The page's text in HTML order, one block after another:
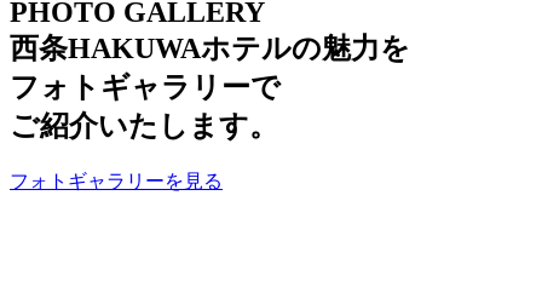
PHOTO GALLERY
西条HAKUWAホテルの魅力を
フォトギャラリーで
ご紹介いたします。
フォトギャラリーを見る